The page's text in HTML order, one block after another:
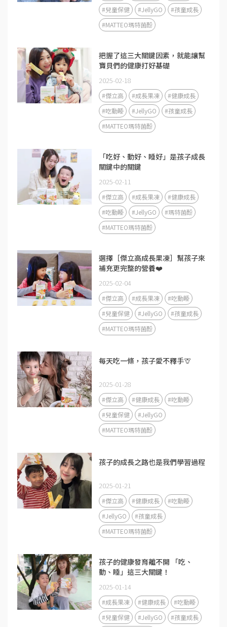
#兒童保健
#JellyGO
#孩童成長
#MATTEO瑪特菌酚
把握了這三大關鍵因素，就能讓幫
寶貝們的健康打好基礎
2025-02-18
#傑立高 #成長果凍
#健康成長
#吃動睡
#JellyGO
#孩童成長
#MATTEO瑪特菌酚
「吃好、動好、睡好」是孩子成長
關鍵中的關鍵
2025-02-11
#傑立高 #成長果凍
#健康成長
#吃動睡
#JellyGO
#瑪特菌酚
#MATTEO瑪特菌酚
選擇［傑立高成長果凍］幫孩子來
補充更完整的營養❤️
2025-02-04
#傑立高 #成長果凍
#吃動睡
#兒童保健
#JellyGO
#孩童成長
#MATTEO瑪特菌酚
每天吃一條，孩子愛不釋手🦒
2025-01-28
#傑立高 #健康成長
#吃動睡
#兒童保健
#JellyGO
#MATTEO瑪特菌酚
孩子的成長之路也是我們學習過程
2025-01-21
#傑立高 #健康成長
#吃動睡
#JellyGO
#孩童成長
#MATTEO瑪特菌酚
孩子的健康發育離不開 「吃、
動、睡」這三大關鍵！
2025-01-14
#成長果凍 #健康成長
#吃動睡
#兒童保健
#JellyGO
#孩童成長